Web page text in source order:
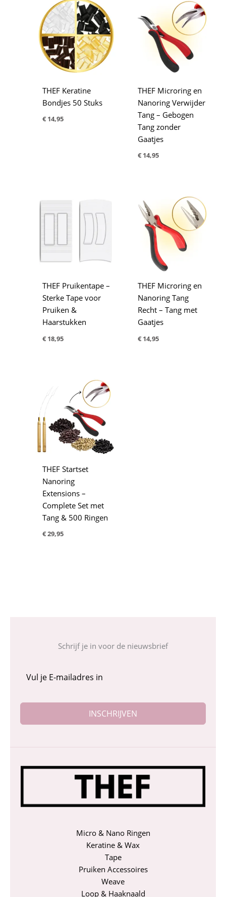
THEF Keratine
Bondjes 50 Stuks
€14,95
THEF Microring en
Nanoring Verwijder
Tang – Gebogen
Tang zonder
Gaatjes
€ 14,95
THEF Pruikentape –
Sterke Tape voor
Pruiken &
Haarstukken
€18,95
THEF Microring en
Nanoring Tang
Recht – Tang met
Gaatjes
€ 14,95
THEF Startset
Nanoring
Extensions –
Complete Set met
Tang & 500 Ringen
€29,95
Schrijf je in voor de nieuwsbrief
INSCHRIJVEN
Micro & Nano Ringen
Keratine & Wax
Tape
Pruiken Accessoires
Weave
Loop & Haaknaald